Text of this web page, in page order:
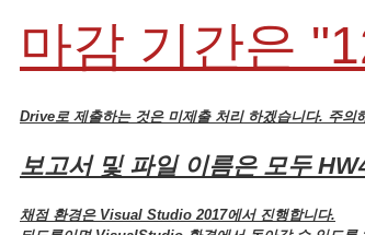
마감 기간은
Drive로 제출하는 것은 미제출 처리 하겠습니다. 주의
보고서 및 파일 이름은 모두
채점 환경은 Visual Studio 2017에서 진행합니다.